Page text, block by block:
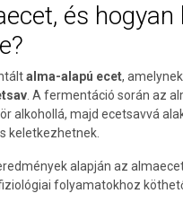
és hogyan
alma-alapú ecet,
. A fermentáció során az
alkohollá, majd ecetsavvá
keletkezhetnek.
alapján az
folyamatokhoz